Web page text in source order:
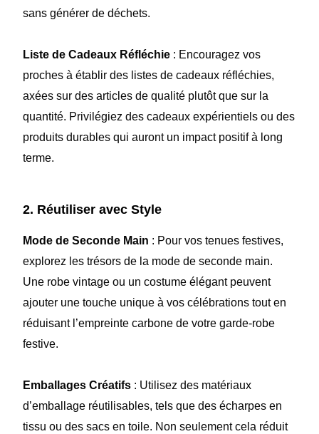
sans générer de déchets.
Liste de Cadeaux Réfléchie : Encouragez vos
proches à établir des listes de cadeaux réfléchies,
axées sur des articles de qualité plutôt que sur la
quantité. Privilégiez des cadeaux expérientiels ou des
produits durables qui auront un impact positif à long
terme.
2. Réutiliser avec Style
Mode de Seconde Main : Pour vos tenues festives,
explorez les trésors de la mode de seconde main.
Une robe vintage ou un costume élégant peuvent
ajouter une touche unique à vos célébrations tout en
réduisant l’empreinte carbone de votre garde-robe
festive.
Emballages Créatifs : Utilisez des matériaux
d’emballage réutilisables, tels que des écharpes en
tissu ou des sacs en toile. Non seulement cela réduit